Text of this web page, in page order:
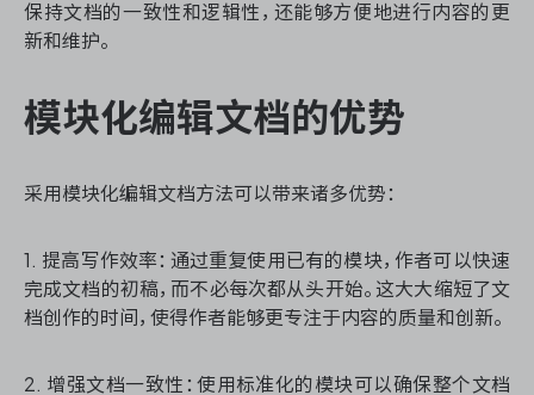
保持文档的一致性和逻辑性，还能够方便地进行内容的更
新和维护。
模块化编辑文档的优势
采用模块化编辑文档方法可以带来诸多优势：
1. 提高写作效率：通过重复使用已有的模块，作者可以快速
完成文档的初稿，而不必每次都从头开始。这大大缩短了文
档创作的时间，使得作者能够更专注于内容的质量和创新。
2. 增强文档一致性：使用标准化的模块可以确保整个文档